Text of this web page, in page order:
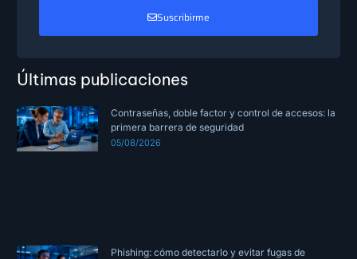
Suscribirme
Últimas publicaciones
Contraseñas, doble factor y control de accesos: la
primera barrera de seguridad
05/08/2026
Phishing: cómo detectarlo y evitar fugas de